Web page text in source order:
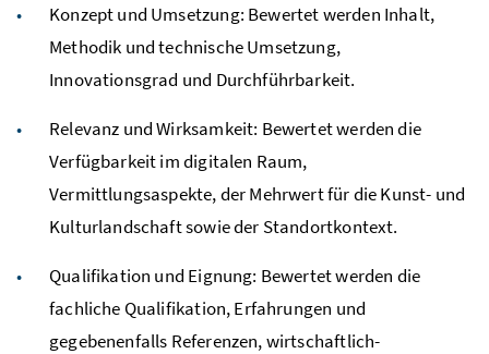
Konzept und Umsetzung: Bewertet werden Inhalt,
Methodik und technische Umsetzung,
Innovationsgrad und Durchführbarkeit.
Relevanz und Wirksamkeit: Bewertet werden die
Verfügbarkeit im digitalen Raum,
Vermittlungsaspekte, der Mehrwert für die Kunst- und
Kulturlandschaft sowie der Standortkontext.
Qualifikation und Eignung: Bewertet werden die
fachliche Qualifikation, Erfahrungen und
gegebenenfalls Referenzen, wirtschaftlich-